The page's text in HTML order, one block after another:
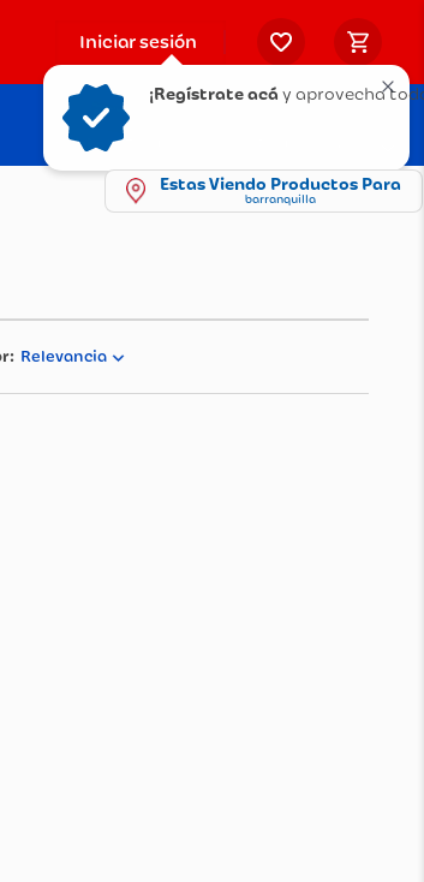
Iniciar sesión
Solicita tu Tarjeta
¡Regístrate acá y aprovecha
Estas Viendo Productos Para
barranquilla
Relevancia